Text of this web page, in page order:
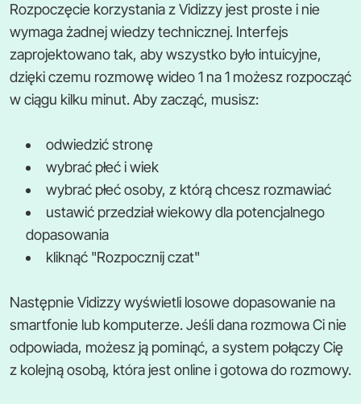
Rozpoczęcie korzystania z Vidizzy jest proste i nie
wymaga żadnej wiedzy technicznej. Interfejs
zaprojektowano tak, aby wszystko było intuicyjne,
dzięki czemu rozmowę wideo 1 na 1 możesz rozpocząć
w ciągu kilku minut. Aby zacząć, musisz:
odwiedzić stronę
wybrać płeć i wiek
wybrać płeć osoby, z którą chcesz rozmawiać
ustawić przedział wiekowy dla potencjalnego
dopasowania
kliknąć "Rozpocznij czat"
Następnie Vidizzy wyświetli losowe dopasowanie na
smartfonie lub komputerze. Jeśli dana rozmowa Ci nie
odpowiada, możesz ją pominąć, a system połączy Cię
z kolejną osobą, która jest online i gotowa do rozmowy.